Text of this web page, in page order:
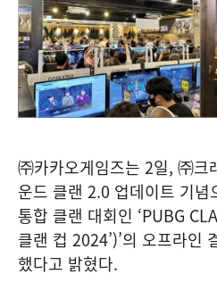
㈜카카오게임즈는 2일, ㈜크
운드 클랜 2.0 업데이트 기
통합 클랜 대회인 ‘PUBG
클랜 컵 2024’)’의 오프라인
했다고 밝혔다.